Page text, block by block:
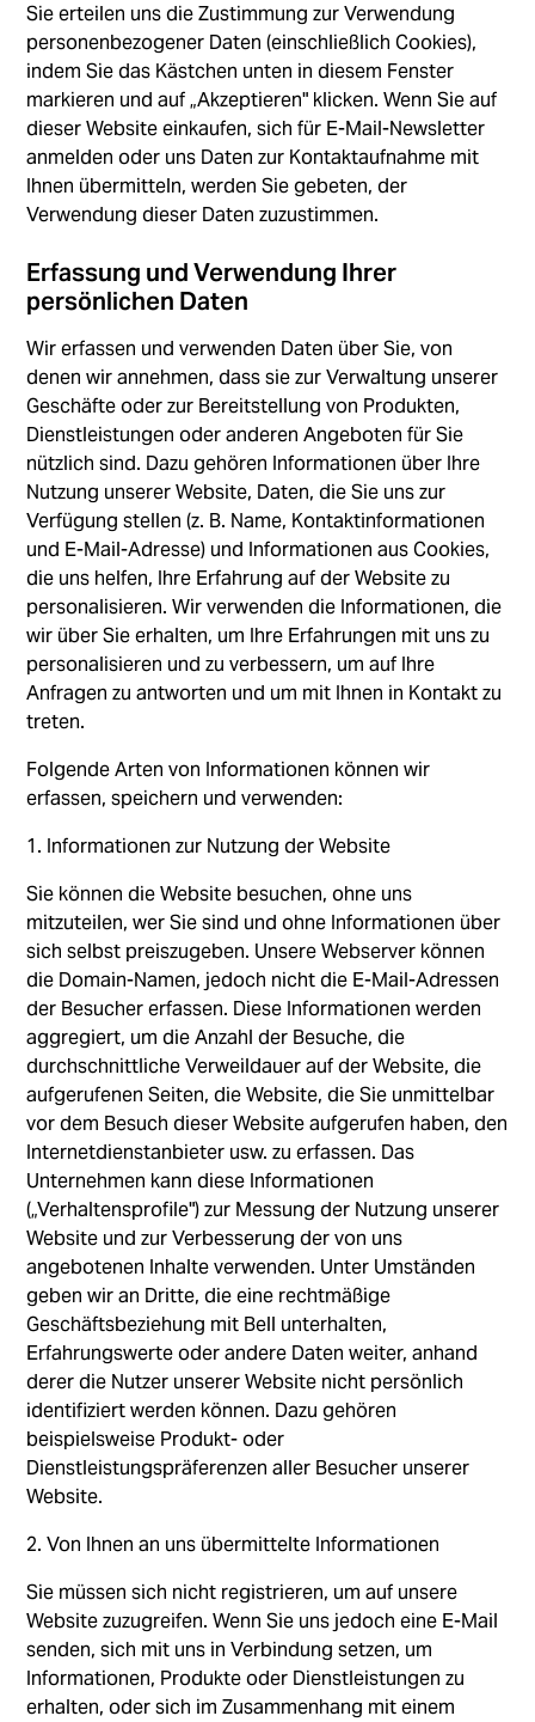
Sie erteilen uns die Zustimmung zur Verwendung
personenbezogener Daten (einschließlich Cookies),
indem Sie das Kästchen unten in diesem Fenster
markieren und auf „Akzeptieren" klicken. Wenn Sie auf
dieser Website einkaufen, sich für E-Mail-Newsletter
anmelden oder uns Daten zur Kontaktaufnahme mit
Ihnen übermitteln, werden Sie gebeten, der
Verwendung dieser Daten zuzustimmen.
Erfassung und Verwendung Ihrer
persönlichen Daten
Wir erfassen und verwenden Daten über Sie, von
denen wir annehmen, dass sie zur Verwaltung unserer
Geschäfte oder zur Bereitstellung von Produkten,
Dienstleistungen oder anderen Angeboten für Sie
nützlich sind. Dazu gehören Informationen über Ihre
Nutzung unserer Website, Daten, die Sie uns zur
Verfügung stellen (z. B. Name, Kontaktinformationen
und E-Mail-Adresse) und Informationen aus Cookies,
die uns helfen, Ihre Erfahrung auf der Website zu
personalisieren. Wir verwenden die Informationen, die
wir über Sie erhalten, um Ihre Erfahrungen mit uns zu
personalisieren und zu verbessern, um auf Ihre
Anfragen zu antworten und um mit Ihnen in Kontakt zu
treten.
Folgende Arten von Informationen können wir
erfassen, speichern und verwenden:
1. Informationen zur Nutzung der Website
Sie können die Website besuchen, ohne uns
mitzuteilen, wer Sie sind und ohne Informationen über
sich selbst preiszugeben. Unsere Webserver können
die Domain-Namen, jedoch nicht die E-Mail-Adressen
der Besucher erfassen. Diese Informationen werden
aggregiert, um die Anzahl der Besuche, die
durchschnittliche Verweildauer auf der Website, die
aufgerufenen Seiten, die Website, die Sie unmittelbar
vor dem Besuch dieser Website aufgerufen haben, den
Internetdienstanbieter usw. zu erfassen. Das
Unternehmen kann diese Informationen
(„Verhaltensprofile") zur Messung der Nutzung unserer
Website und zur Verbesserung der von uns
angebotenen Inhalte verwenden. Unter Umständen
geben wir an Dritte, die eine rechtmäßige
Geschäftsbeziehung mit Bell unterhalten,
Erfahrungswerte oder andere Daten weiter, anhand
derer die Nutzer unserer Website nicht persönlich
identifiziert werden können. Dazu gehören
beispielsweise Produkt- oder
Dienstleistungspräferenzen aller Besucher unserer
Website.
2. Von Ihnen an uns übermittelte Informationen
Sie müssen sich nicht registrieren, um auf unsere
Website zuzugreifen. Wenn Sie uns jedoch eine E-Mail
senden, sich mit uns in Verbindung setzen, um
Informationen, Produkte oder Dienstleistungen zu
erhalten, oder sich im Zusammenhang mit einem